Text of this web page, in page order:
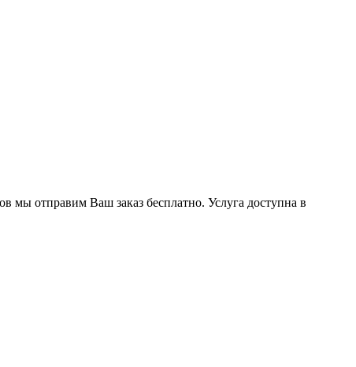
мы отправим Ваш заказ бесплатно. Услуга доступна в